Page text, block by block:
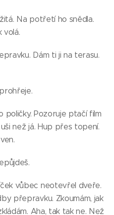
Na potřetí ho snědla.
volá.
Dám ti ji na terasu.
poličky. Pozoruje ptačí film
než já. Hup přes topení.
vůbec neotevřel dveře.
přepravku. Zkoumám, jak
Aha, tak tak ne. Než